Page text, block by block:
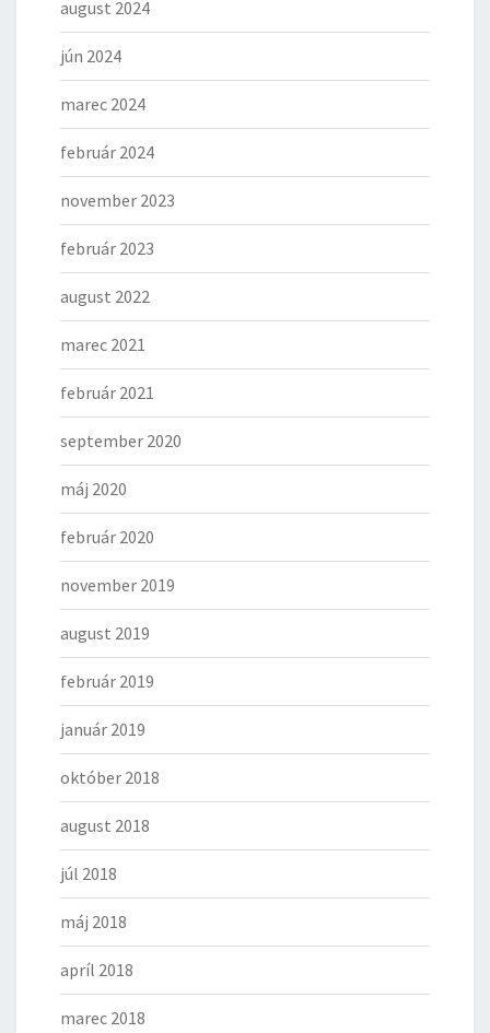
august 2024
jún 2024
marec 2024
február 2024
november 2023
február 2023
august 2022
marec 2021
február 2021
september 2020
máj 2020
február 2020
november 2019
august 2019
február 2019
január 2019
október 2018
august 2018
júl 2018
máj 2018
apríl 2018
marec 2018